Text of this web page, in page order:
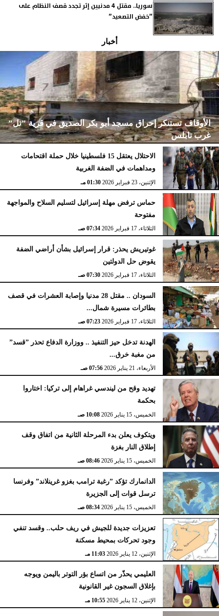
سوريا.. مقتل 4 مدنيين إثر تجدد قصف النظام على
”خفض التصعيد”
أخبار
الأوقاف تستنكر إحراق مسجد أبو بكر الصديق في قرية ”تل”
غرب نابلس
الإثنين، 23 فبراير 2026 02:15 مـ
الاحتلال يعتقل 15 فلسطينيا خلال حملة اقتحامات
ومداهمات في الضفة الغربية
الإثنين، 23 فبراير 2026 01:30 مـ
حماس ترفض مهلة إسرائيل لتسليم السلاح والمواجهة
مفتوحة
الثلاثاء، 17 فبراير 2026 07:34 صـ
غوتيريش يحذر: قرار إسرائيل بشأن أراضي الضفة
يقوض حل الدولتين
الثلاثاء، 17 فبراير 2026 07:30 صـ
السودان .. مقتل 28 مدنيا وإصابة العشرات في قصف
بطائرات مسيرة شمال...
الثلاثاء، 17 فبراير 2026 07:23 صـ
الهدنة تدخل حيز التنفيذ .. ووزارة الدفاع تحذر ”قسد”
من مغبة خرق...
الأربعاء، 21 يناير 2026 07:56 صـ
تهديد وقح من ليندسي غراهام إلى تركيا: اختاروا
بحكمة
الخميس، 15 يناير 2026 10:08 صـ
ويتكوف يعلن بدء المرحلة الثانية من اتفاق وقف
إطلاق النار بغزة
الخميس، 15 يناير 2026 08:46 صـ
الدانمارك تؤكد ”رغبة ترامب بغزو غرينلاند” وفرنسا
ترسل قوات إلى الجزيرة
الخميس، 15 يناير 2026 08:34 صـ
تعزيزات جديدة للجيش في ريف حلب.. وقسد تنفي
وجود تحركات بمحيط مسكنة
الإثنين، 12 يناير 2026 11:03 مـ
العليمي يحذّر من اتساع بؤر التوتر باليمن ويوجه
بإغلاق السجون غير القانونية
الإثنين، 12 يناير 2026 10:55 مـ